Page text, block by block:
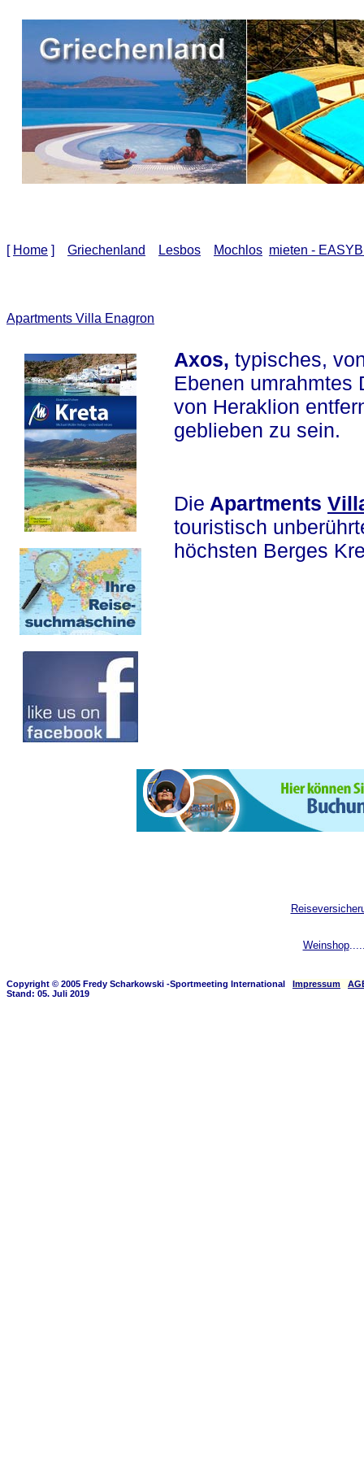
[ Home ] Griechenland Lesbos Mochlos mieten -
Apartments Villa Enagron
Axos, typisches,
Ebenen umrahmtes
von Heraklion
geblieben zu sein.
Die Apartments
touristisch
höchsten Berges
Weinshop
Copyright © 2005 Fredy Scharkowski -Sportmeeting International Impressum
Stand: 05. Juli 2019